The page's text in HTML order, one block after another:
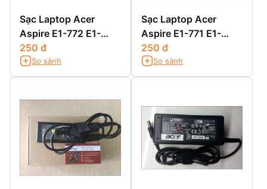
Sạc Laptop Acer
Aspire E1-772 E1-
772G
250 đ
So sánh
Sạc Laptop Acer
Aspire E1-771 E1-
771G
250 đ
So sánh